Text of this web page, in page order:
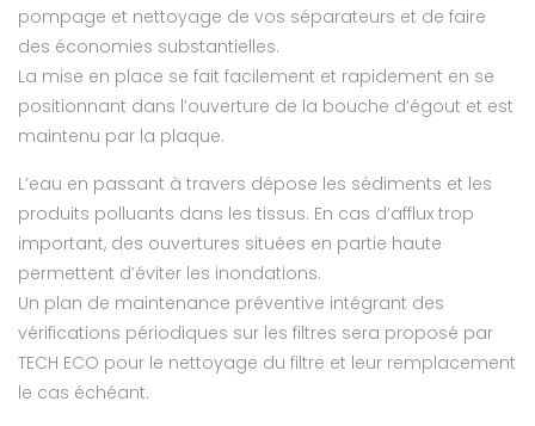
pompage et nettoyage de vos séparateurs et de faire
des économies substantielles.
La mise en place se fait facilement et rapidement en se
positionnant dans l’ouverture de la bouche d’égout et est
maintenu par la plaque.
L’eau en passant à travers dépose les sédiments et les
produits polluants dans les tissus. En cas d’afflux trop
important, des ouvertures situées en partie haute
permettent d’éviter les inondations.
Un plan de maintenance préventive intégrant des
vérifications périodiques sur les filtres sera proposé par
TECH ECO pour le nettoyage du filtre et leur remplacement
le cas échéant.